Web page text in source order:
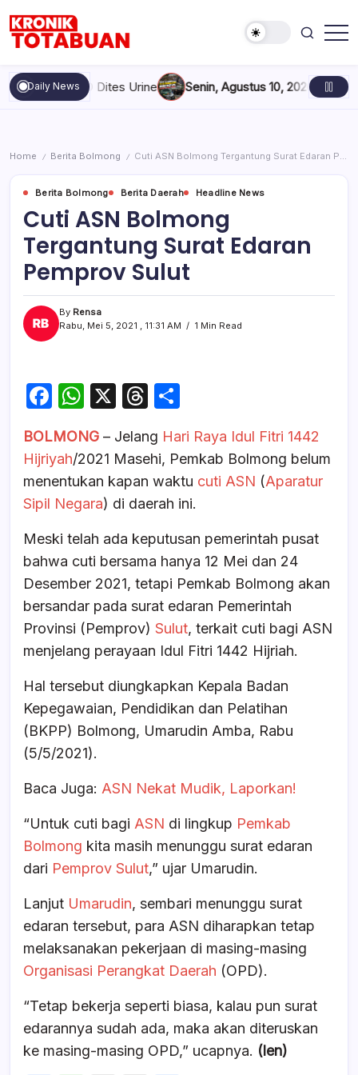
content
Totabuan
hari
ini
Kronik
Daily News
DPRD Dites Urine Senin, Agustus 10, 2026 , 5:10 PM
Home / Berita Bolmong / Cuti ASN Bolmong Tergantung Surat Edaran Pemprov Sulut
Berita Bolmong Berita Daerah Headline News
Cuti ASN Bolmong
Tergantung Surat Edaran
Pemprov Sulut
By Rensa
Rabu, Mei 5, 2021 , 11:31 AM
1 Min Read
F
c
e
b
o
k
W
at
s
A
p
X
T
e
a
d
ar
e
BOLMONG – Jelang Hari Raya Idul Fitri 1442
Hijriyah/2021 Masehi, Pemkab Bolmong belum
menentukan kapan waktu cuti ASN (Aparatur
Sipil Negara) di daerah ini.
Meski telah ada keputusan pemerintah pusat
bahwa cuti bersama hanya 12 Mei dan 24
Desember 2021, tetapi Pemkab Bolmong akan
bersandar pada surat edaran Pemerintah
Provinsi (Pemprov) Sulut, terkait cuti bagi ASN
menjelang perayaan Idul Fitri 1442 Hijriah.
Hal tersebut diungkapkan Kepala Badan
Kepegawaian, Pendidikan dan Pelatihan
(BKPP) Bolmong, Umarudin Amba, Rabu
(5/5/2021).
Baca Juga: ASN Nekat Mudik, Laporkan!
“Untuk cuti bagi ASN di lingkup Pemkab
Bolmong kita masih menunggu surat edaran
dari Pemprov Sulut,” ujar Umarudin.
Lanjut Umarudin, sembari menunggu surat
edaran tersebut, para ASN diharapkan tetap
melaksanakan pekerjaan di masing-masing
Organisasi Perangkat Daerah (OPD).
“Tetap bekerja seperti biasa, kalau pun surat
edarannya sudah ada, maka akan diteruskan
ke masing-masing OPD,” ucapnya. (len)